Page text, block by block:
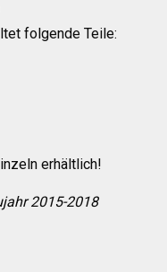
folgende Teile:
erhältlich!
2015-2018